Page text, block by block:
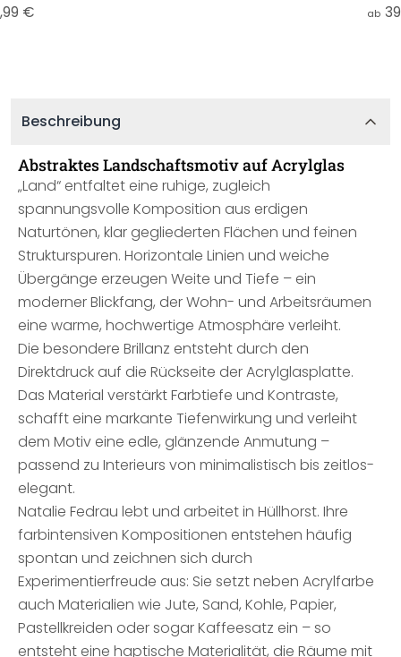
€
ab
Beschreibung
Abstraktes Landschaftsmotiv auf Acrylglas
„Land“ entfaltet eine ruhige, zugleich
spannungsvolle Komposition aus erdigen
Naturtönen, klar gegliederten Flächen und feinen
Strukturspuren. Horizontale Linien und weiche
Übergänge erzeugen Weite und Tiefe – ein
moderner Blickfang, der Wohn- und Arbeitsräumen
eine warme, hochwertige Atmosphäre verleiht.
Die besondere Brillanz entsteht durch den
Direktdruck auf die Rückseite der Acrylglasplatte.
Das Material verstärkt Farbtiefe und Kontraste,
schafft eine markante Tiefenwirkung und verleiht
dem Motiv eine edle, glänzende Anmutung –
passend zu Interieurs von minimalistisch bis zeitlos-
elegant.
Natalie Fedrau lebt und arbeitet in Hüllhorst. Ihre
farbintensiven Kompositionen entstehen häufig
spontan und zeichnen sich durch
Experimentierfreude aus: Sie setzt neben Acrylfarbe
auch Materialien wie Jute, Sand, Kohle, Papier,
Pastellkreiden oder sogar Kaffeesatz ein – so
entsteht eine haptische Materialität, die Räume mit